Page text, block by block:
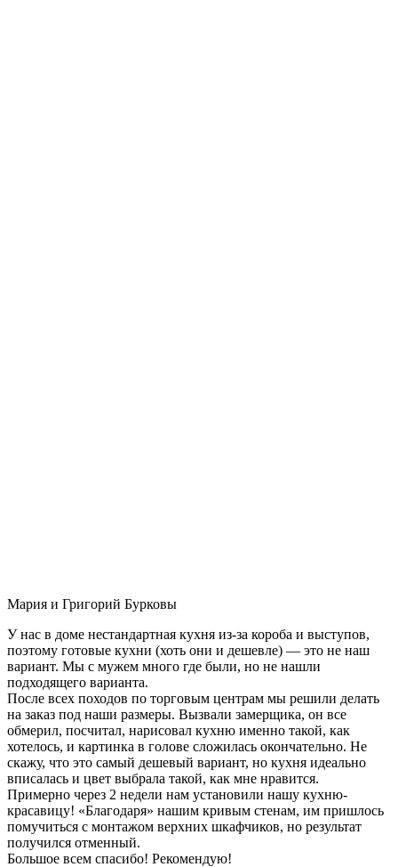
Мария и Григорий Бурковы
У нас в доме нестандартная кухня из-за короба и выступов,
поэтому готовые кухни (хоть они и дешевле) — это не наш
вариант. Мы с мужем много где были, но не нашли
подходящего варианта.
После всех походов по торговым центрам мы решили делать
на заказ под наши размеры. Вызвали замерщика, он все
обмерил, посчитал, нарисовал кухню именно такой, как
хотелось, и картинка в голове сложилась окончательно. Не
скажу, что это самый дешевый вариант, но кухня идеально
вписалась и цвет выбрала такой, как мне нравится.
Примерно через 2 недели нам установили нашу кухню-
красавицу! «Благодаря» нашим кривым стенам, им пришлось
помучиться с монтажом верхних шкафчиков, но результат
получился отменный.
Большое всем спасибо! Рекомендую!